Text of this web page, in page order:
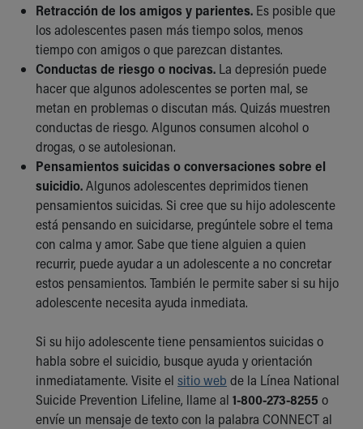
Retracción de los amigos y parientes. Es posible que
los adolescentes pasen más tiempo solos, menos
tiempo con amigos o que parezcan distantes.
Conductas de riesgo o nocivas. La depresión puede
hacer que algunos adolescentes se porten mal, se
metan en problemas o discutan más. Quizás muestren
conductas de riesgo. Algunos consumen alcohol o
drogas, o se autolesionan.
Pensamientos suicidas o conversaciones sobre el
suicidio.Algunos adolescentes deprimidos tienen
pensamientos suicidas. Si cree que su hijo adolescente
está pensando en suicidarse, pregúntele sobre el tema
con calma y amor. Sabe que tiene alguien a quien
recurrir, puede ayudar a un adolescente a no concretar
estos pensamientos. También le permite saber si su hijo
adolescente necesita ayuda inmediata.
Si su hijo adolescente tiene pensamientos suicidas o
habla sobre el suicidio, busque ayuda y orientación
inmediatamente. Visite el sitio web de la Línea National
Suicide Prevention Lifeline, llame al 1-800-273-8255 o
envíe un mensaje de texto con la palabra CONNECT al